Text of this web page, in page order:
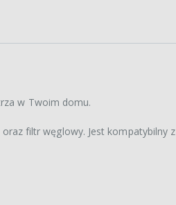
w Twoim domu.
filtr węglowy. Jest kompatybilny z